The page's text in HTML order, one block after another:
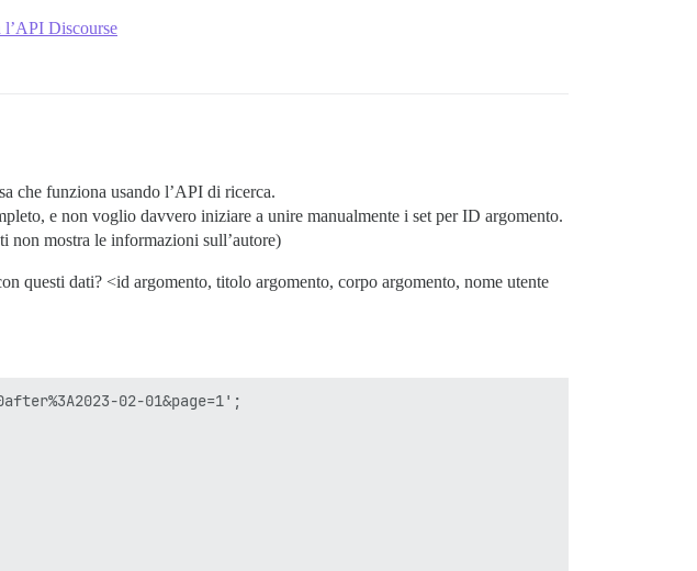
Discourse
che funziona usando l’API di ricerca.
e non voglio davvero iniziare a unire manualmente i set per ID argomento.
non mostra le informazioni sull’autore)
questi dati? <id argomento, titolo argomento, corpo argomento, nome utente
02-01&page=1';